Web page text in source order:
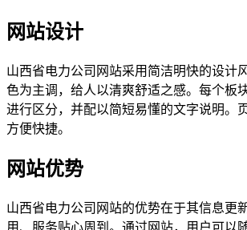
网站设计
山西省电力公司网站采用简洁明快的设计
色为主调，给人以清爽舒适之感。每个板
进行区分，并配以简短易懂的文字说明。
方便快捷。
网站优势
山西省电力公司网站的优势在于其信息更